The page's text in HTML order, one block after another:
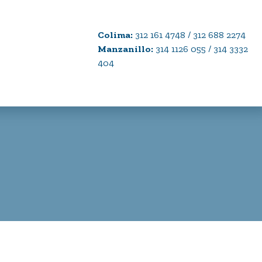
Colima: 312 161 4748 / 312 688 2274
Manzanillo: 314 1126 055 / 314 3332
404